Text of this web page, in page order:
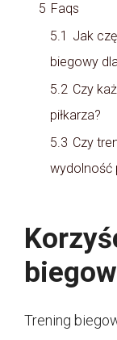
5 Faqs
5.1 Jak
biegowy
5.2 Czy
piłkarza?
5.3 Czy
wydolność
Trening